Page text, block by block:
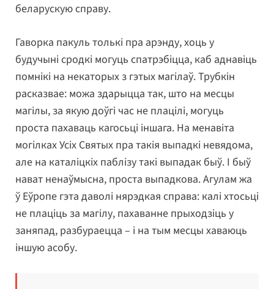
беларускую справу.
Гаворка пакуль толькі пра арэнду, хоць у
будучыні сродкі могуць спатрэбіцца, каб аднавіць
помнікі на некаторых з гэтых магілаў. Трубкін
расказвае: можа здарыцца так, што на месцы
магілы, за якую доўгі час не плацілі, могуць
проста пахаваць кагосьці іншага. На менавіта
могілках Усіх Святых пра такія выпадкі невядома,
але на каталіцкіх паблізу такі выпадак быў. І быў
нават ненаўмысна, проста выпадкова. Агулам жа
ў Еўропе гэта даволі нярэдкая справа: калі хтосьці
не плаціць за магілу, пахаванне прыходзіць у
заняпад, разбураецца – і на тым месцы хаваюць
іншую асобу.